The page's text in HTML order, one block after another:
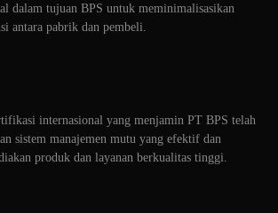
dalam tujuan BPS untuk meminimalisasikan
antara pabrik dan pembeli.
internasional yang menjamin PT BPS telah
sistem manajemen mutu yang efektif dan
produk dan layanan berkualitas tinggi.